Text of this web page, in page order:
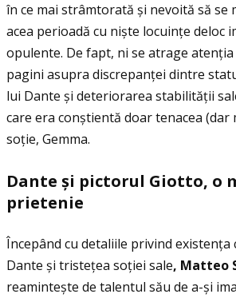
în ce mai strâmtorată și nevoită să se
acea perioadă cu niște locuinţe deloc
opulente. De fapt, ni se atrage
pagini asupra discrepanţei dintre
lui Dante și deteriorarea stabilităţii
care era conștientă doar tenacea
soţie, Gemma.
Dante și pictorul Giotto, o
prietenie
Începând cu detaliile privind existenţa
Dante și tristeţea soţiei sale, Matteo
reamintește de talentul său de a-și